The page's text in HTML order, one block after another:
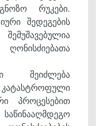
რუკები.
შედეგების
შეიძლება
პროცესებით